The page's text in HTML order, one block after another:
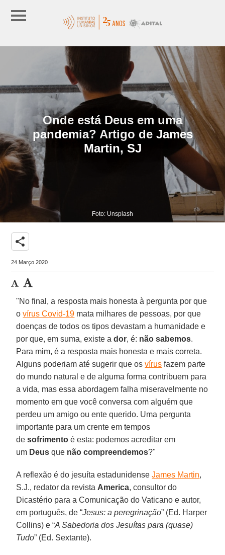
Onde está Deus em uma
pandemia? Artigo de James
Martin, SJ
Foto: Unsplash
share
24 Março 2020
"No final, a resposta mais honesta à pergunta por que
ovírus Covid-19 mata milhares de pessoas, por que
doenças de todos os tipos devastam a humanidade e
por que, em suma, existe ador, é: não sabemos.
Para mim, é a resposta mais honesta e mais correta.
Alguns poderiam até sugerir que osvírus fazem parte
do mundo natural e de alguma forma contribuem para
a vida, mas essa abordagem falha miseravelmente no
momento em que você conversa com alguém que
perdeu um amigo ou ente querido. Uma pergunta
importante para um crente em tempos
desofrimento é esta: podemos acreditar em
um Deus que não compreendemos?"
A reflexão é do jesuíta estadunidenseJames Martin,
S.J., redator da revista America, consultor do
Dicastério para a Comunicação do Vaticano e autor,
em português, de “Jesus: a peregrinação” (Ed. Harper
Collins) e “A Sabedoria dos Jesuítas para (quase)
Tudo” (Ed. Sextante).